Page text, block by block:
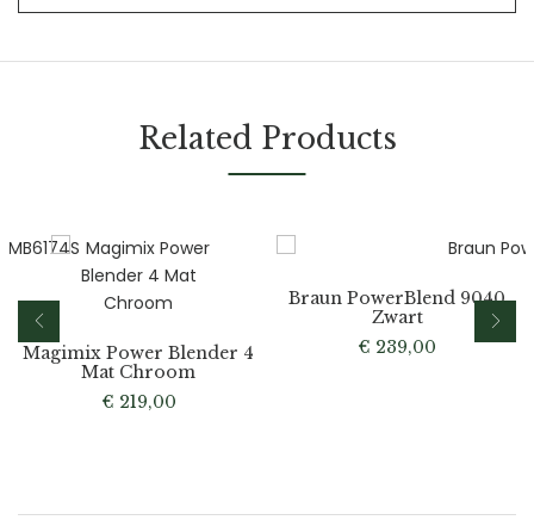
Related Products
Magimix Power Blender 4
Mat Chroom
€ 219,00
Braun PowerBlend 9040
Zwart
€ 239,00